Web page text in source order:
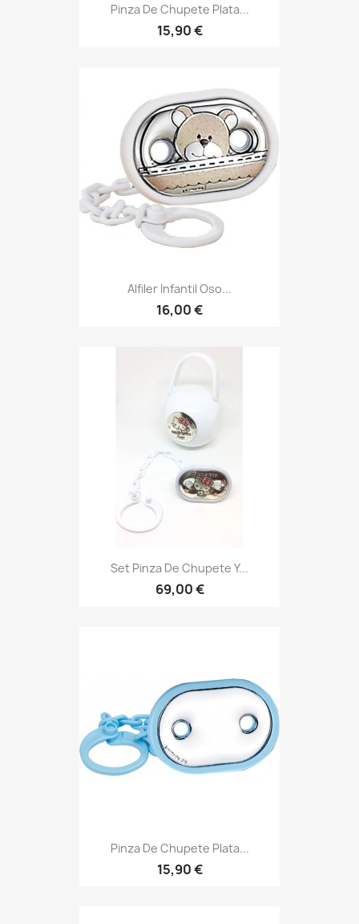
Pinza De Chupete Plata...
15,90 €
Alfiler Infantil Oso...
16,00 €
Set Pinza De Chupete Y...
69,00 €
Pinza De Chupete Plata...
15,90 €